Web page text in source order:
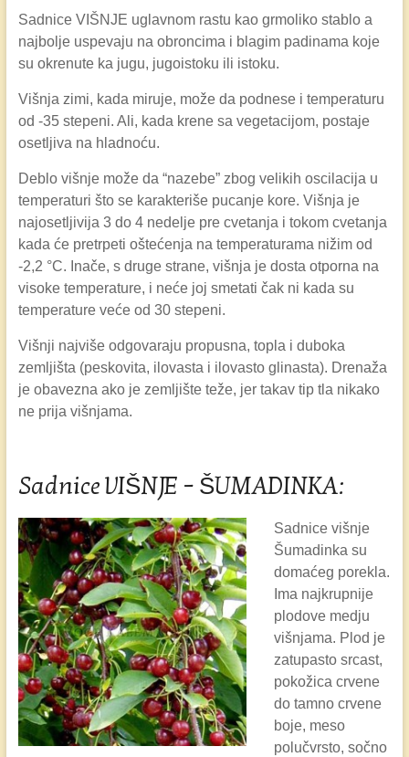
Sadnice VIŠNJE uglavnom rastu kao grmoliko stablo a
najbolje uspevaju na obroncima i blagim padinama koje
su okrenute ka jugu, jugoistoku ili istoku.
Višnja zimi, kada miruje, može da podnese i temperaturu
od -35 stepeni. Ali, kada krene sa vegetacijom, postaje
osetljiva na hladnoću.
Deblo višnje može da “nazebe” zbog velikih oscilacija u
temperaturi što se karakteriše pucanje kore. Višnja je
najosetljivija 3 do 4 nedelje pre cvetanja i tokom cvetanja
kada će pretrpeti oštećenja na temperaturama nižim od
-2,2 °C. Inače, s druge strane, višnja je dosta otporna na
visoke temperature, i neće joj smetati čak ni kada su
temperature veće od 30 stepeni.
Višnji najviše odgovaraju propusna, topla i duboka
zemljišta (peskovita, ilovasta i ilovasto glinasta). Drenaža
je obavezna ako je zemljište teže, jer takav tip tla nikako
ne prija višnjama.
Sadnice VIŠNJE – ŠUMADINKA:
Sadnice višnje
Šumadinka su
domaćeg porekla.
Ima najkrupnije
plodove medju
višnjama. Plod je
zatupasto srcast,
pokožica crvene
do tamno crvene
boje, meso
polučvrsto, sočno